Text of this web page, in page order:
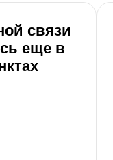
связи
еще в